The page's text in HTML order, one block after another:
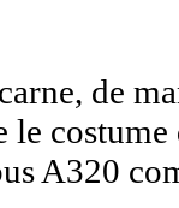
de
le
A320